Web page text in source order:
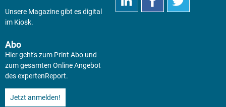
Unsere Magazine gibt es digital
im Kiosk.
Abo
Hier geht's zum Print Abo und
zum gesamten Online Angebot
des expertenReport.
Jetzt anmelden!